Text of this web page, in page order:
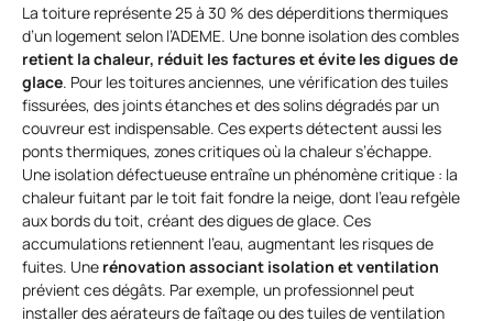
La toiture représente 25 à 30 % des déperditions thermiques
d’un logement selon l’ADEME. Une bonne isolation des combles
retient la chaleur, réduit les factures et évite les digues de
glace. Pour les toitures anciennes, une vérification des tuiles
fissurées, des joints étanches et des solins dégradés par un
couvreur est indispensable. Ces experts détectent aussi les
ponts thermiques, zones critiques où la chaleur s’échappe.
Une isolation défectueuse entraîne un phénomène critique : la
chaleur fuitant par le toit fait fondre la neige, dont l’eau refgèle
aux bords du toit, créant des digues de glace. Ces
accumulations retiennent l’eau, augmentant les risques de
fuites. Une rénovation associant isolation et ventilation
prévient ces dégâts. Par exemple, un professionnel peut
installer des aérateurs de faîtage ou des tuiles de ventilation